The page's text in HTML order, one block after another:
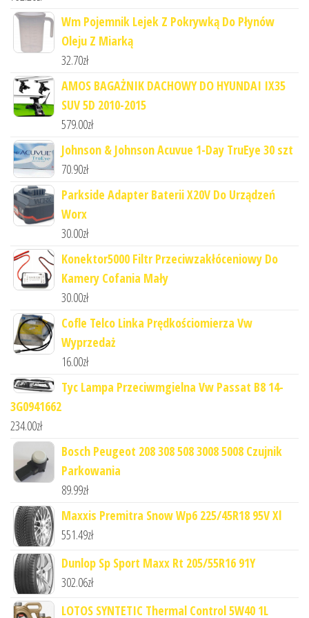
Wm Pojemnik Lejek Z Pokrywką Do Płynów
Oleju Z Miarką
32.70zł
AMOS BAGAŻNIK DACHOWY DO HYUNDAI IX35
SUV 5D 2010-2015
579.00zł
Johnson & Johnson Acuvue 1-Day TruEye 30 szt
70.90zł
Parkside Adapter Baterii X20V Do Urządzeń
Worx
30.00zł
Konektor5000 Filtr Przeciwzakłóceniowy Do
Kamery Cofania Mały
30.00zł
Cofle Telco Linka Prędkościomierza Vw
Wyprzedaż
16.00zł
Tyc Lampa Przeciwmgielna Vw Passat B8 14-
3G0941662
234.00zł
Bosch Peugeot 208 308 508 3008 5008 Czujnik
Parkowania
89.99zł
Maxxis Premitra Snow Wp6 225/45R18 95V Xl
551.49zł
Dunlop Sp Sport Maxx Rt 205/55R16 91Y
302.06zł
LOTOS SYNTETIC Thermal Control 5W40 1L